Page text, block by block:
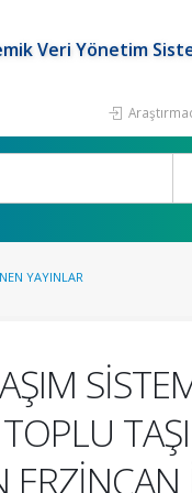
Veri Yönetim
YAYINLAR